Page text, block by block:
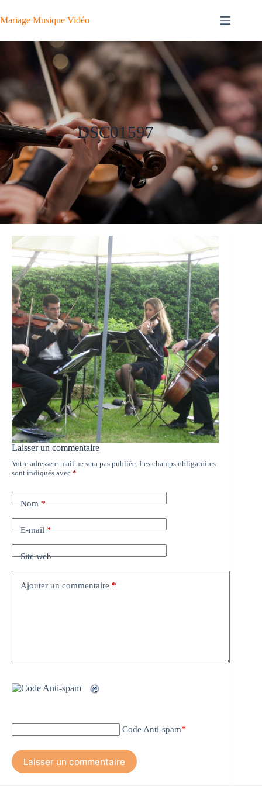
au
contenu
Mariage Musique Vidéo
DSC01597
Laisser un commentaire
Votre adresse e-mail ne sera pas publiée. Les champs obligatoires
sont indiqués avec *
Nom*
E-mail*
Site web
Ajouter un commentaire *
Code Anti-spam*
Laisser un commentaire